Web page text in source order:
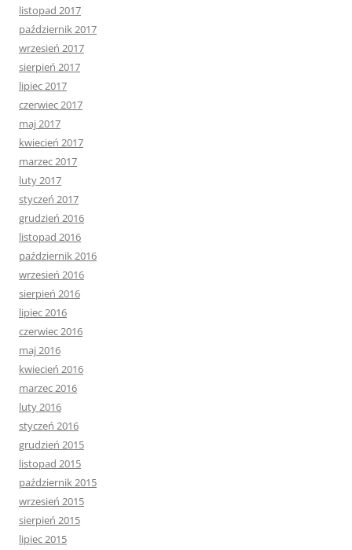
listopad 2017
październik 2017
wrzesień 2017
sierpień 2017
lipiec 2017
czerwiec 2017
maj 2017
kwiecień 2017
marzec 2017
luty 2017
styczeń 2017
grudzień 2016
listopad 2016
październik 2016
wrzesień 2016
sierpień 2016
lipiec 2016
czerwiec 2016
maj 2016
kwiecień 2016
marzec 2016
luty 2016
styczeń 2016
grudzień 2015
listopad 2015
październik 2015
wrzesień 2015
sierpień 2015
lipiec 2015